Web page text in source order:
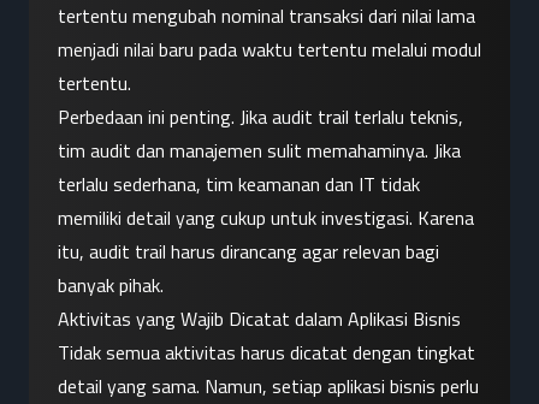
tertentu mengubah nominal transaksi dari nilai lama
menjadi nilai baru pada waktu tertentu melalui modul
tertentu.
Perbedaan ini penting. Jika audit trail terlalu teknis,
tim audit dan manajemen sulit memahaminya. Jika
terlalu sederhana, tim keamanan dan IT tidak
memiliki detail yang cukup untuk investigasi. Karena
itu, audit trail harus dirancang agar relevan bagi
banyak pihak.
Aktivitas yang Wajib Dicatat dalam Aplikasi Bisnis
Tidak semua aktivitas harus dicatat dengan tingkat
detail yang sama. Namun, setiap aplikasi bisnis perlu